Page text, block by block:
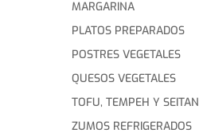
MARGARINA
PLATOS PREPARADOS
POSTRES VEGETALES
QUESOS VEGETALES
TOFU, TEMPEH Y SEITAN
ZUMOS REFRIGERADOS